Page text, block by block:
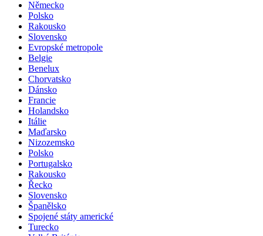
Německo
Polsko
Rakousko
Slovensko
Evropské metropole
Belgie
Benelux
Chorvatsko
Dánsko
Francie
Holandsko
Itálie
Maďarsko
Nizozemsko
Polsko
Portugalsko
Rakousko
Řecko
Slovensko
Španělsko
Spojené státy americké
Turecko